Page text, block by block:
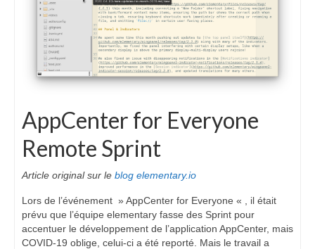
AppCenter for Everyone
Remote Sprint
Article original sur le blog elementary.io
Lors de l’événement » AppCenter for Everyone « , il était
prévu que l’équipe elementary fasse des Sprint pour
accentuer le développement de l’application AppCenter, mais
COVID-19 oblige, celui-ci a été reporté. Mais le travail a